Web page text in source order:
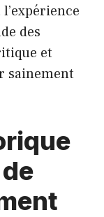
des
et
sainement